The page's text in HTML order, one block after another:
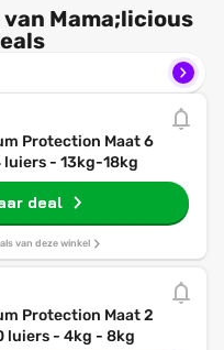
Mama;licious
Protection Maat 6
luiers - 13kg-18kg
deal
van deze winkel
Protection Maat 2
luiers - 4kg - 8kg